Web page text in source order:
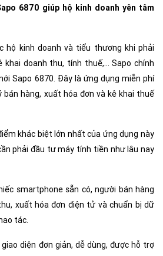
6870 giúp hộ kinh doanh yên tâm
hộ kinh doanh và tiểu thương khi phải
khai doanh thu, tính thuế,… Sapo chính
Sapo 6870. Đây là ứng dụng miễn phí
bán hàng, xuất hóa đơn và kê khai thuế
khác biệt lớn nhất của ứng dụng này
phải đầu tư máy tính tiền như lâu nay
smartphone sẵn có, người bán hàng
xuất hóa đơn điện tử và chuẩn bị dữ
tác.
diện đơn giản, dễ dùng, được hỗ trợ